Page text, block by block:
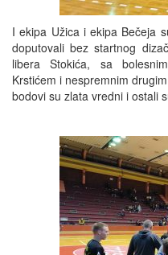
I ekipa Užica i ekipa Bečeja
doputovali bez startnog
libera Stokića, sa
Krstićem i nespremnim
bodovi su zlata vredni i ostali